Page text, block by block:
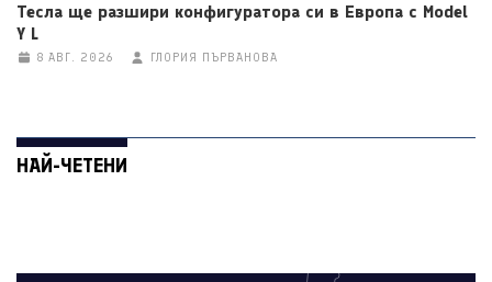
Тесла ще разшири конфигуратора си в Европа с Model
Y L
8 АВГ. 2026 ГЛОРИЯ ПЪРВАНОВА
НАЙ-ЧЕТЕНИ